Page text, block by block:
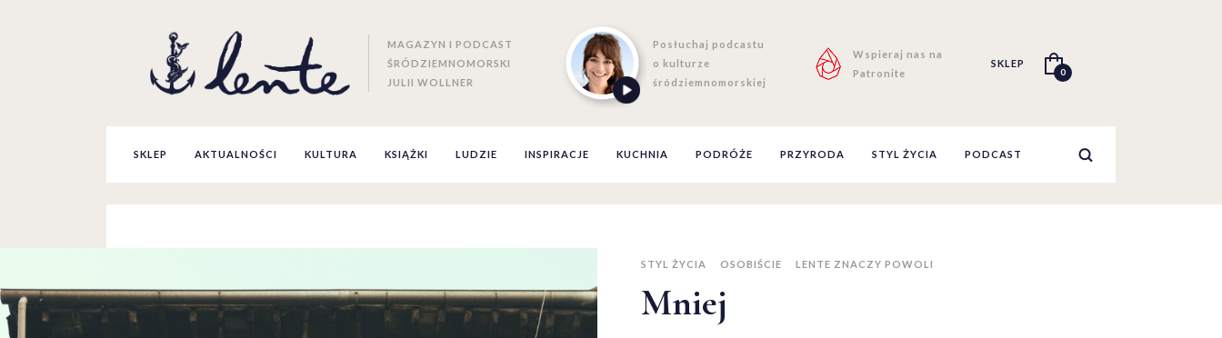
MAGAZYN I PODCAST
ŚRÓDZIEMNOMORSKI
JULII WOLLNER
Posłuchaj podcastu
o kulturze
śródziemnomorskiej
Wspieraj nas na
Patronite
SKLEP
0
SKLEP AKTUALNOŚCI KULTURA KSIĄŻKI LUDZIE INSPIRACJE KUCHNIA PODRÓŻE PRZYRODA STYL ŻYCIA PODCAST
STYL ŻYCIA OSOBIŚCIE LENTE ZNACZY POWOLI
Mniej